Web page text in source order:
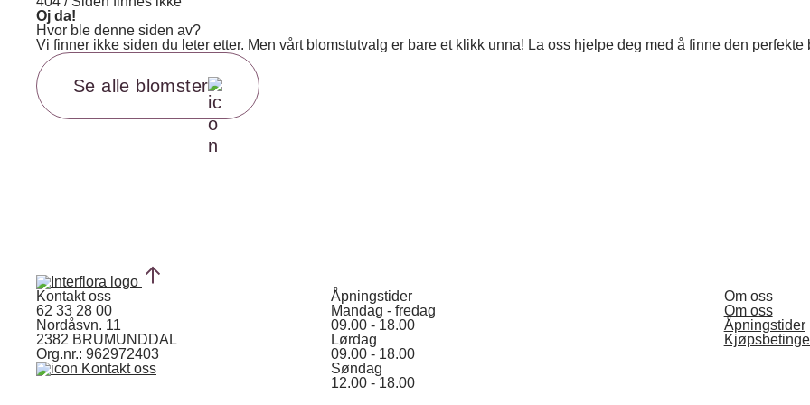
Oj da!
Hvor ble denne siden av?
Vi finner ikke siden du leter etter. Men vårt blomstutvalg er bare et klikk unna! La oss hjelpe deg med å finne den perfekte
Se alle blomster
Kontakt oss
62 33 28 00
Nordåsvn. 11
2382 BRUMUNDDAL
Org.nr.: 962972403
Kontakt oss
Åpningstider
Mandag - fredag
09.00 - 18.00
Lørdag
09.00 - 18.00
Søndag
12.00 - 18.00
Om oss
Om oss
Åpningstider